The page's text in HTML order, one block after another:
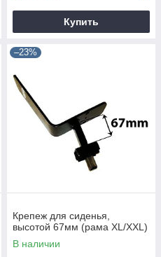
Купить
–23%
Крепеж для сиденья,
высотой 67мм (рама ХL/XXL)
В наличии